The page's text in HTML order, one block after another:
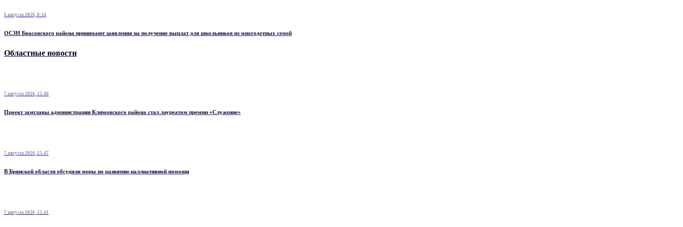
6 августа 2026, 8:24
ОСЗН Брасовского района принимают заявления на получение выплат для школьников из многодетных семей
Областные новости
7 августа 2026, 15:48
Проект замглавы администрации Климовского района стал лауреатом премии «Служение»
7 августа 2026, 15:47
В Брянской области обсудили меры по развитию паллиативной помощи
7 августа 2026, 15:41